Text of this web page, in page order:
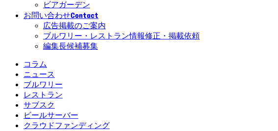
ビアガーデン
お問い合わせContact
広告掲載のご案内
ブルワリー・レストラン情報修正・掲載依頼
編集長候補募集
コラム
ニュース
ブルワリー
レストラン
サブスク
ビールサーバー
クラウドファンディング